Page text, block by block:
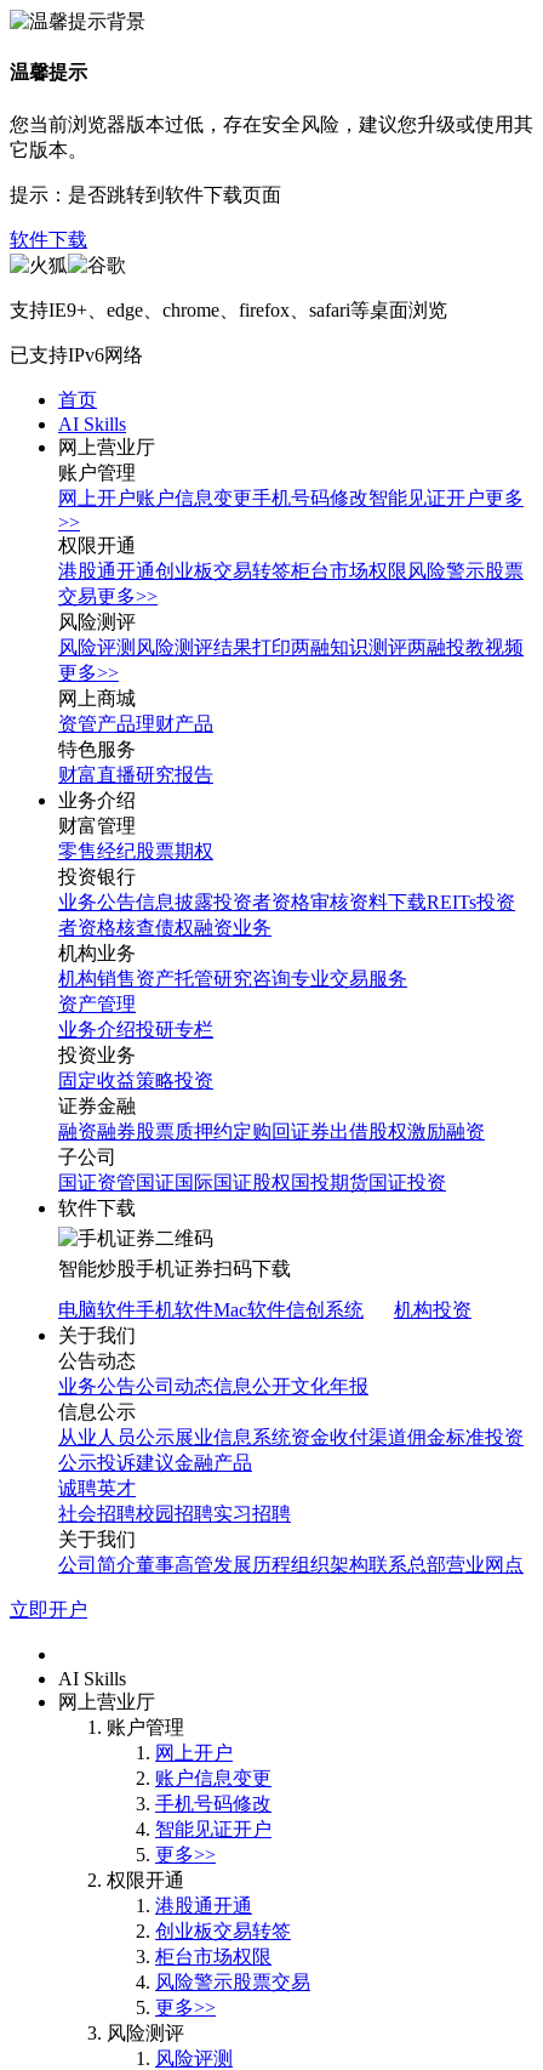
温馨提示
您当前浏览器版本过低，存在安全风险，建议您升级或使用其
它版本。
提示：是否跳转到软件下载页面
软件下载
支持IE9+、edge、chrome、firefox、safari等桌面浏览
已支持IPv6网络
首页
AI Skills
网上营业厅
账户管理
网上开户账户信息变更手机号码修改智能见证开户更多
>>
权限开通
港股通开通创业板交易转签柜台市场权限风险警示股票
交易更多>>
风险测评
风险评测 风险测评结果打印两融知识测评两融投教视频
更多>>
网上商城
资管产品理财产品
特色服务
财富直播研究报告
业务介绍
财富管理
零售经纪股票期权
投资银行
业务公告信息披露投资者资格审核资料下载REITs投资
者资格核查债权融资业务
机构业务
机构销售资产托管研究咨询专业交易服务
资产管理
业务介绍投研专栏
投资业务
固定收益策略投资
证券金融
融资融券股票质押约定购回证券出借股权激励融资
子公司
国证资管国证国际国证股权国投期货国证投资
软件下载
智能炒股手机证券扫码下载
电脑软件手机软件Mac软件信创系统
机构投资
关于我们
公告动态
业务公告公司动态信息公开文化年报
信息公示
从业人员公示展业信息系统资金收付渠道佣金标准投资
公示投诉建议金融产品
诚聘英才
社会招聘校园招聘实习招聘
关于我们
公司简介董事高管发展历程组织架构联系总部营业网点
立即开户
AI Skills
网上营业厅
账户管理
网上开户
账户信息变更
手机号码修改
智能见证开户
更多>>
权限开通
港股通开通
创业板交易转签
柜台市场权限
风险警示股票交易
更多>>
风险测评
风险评测